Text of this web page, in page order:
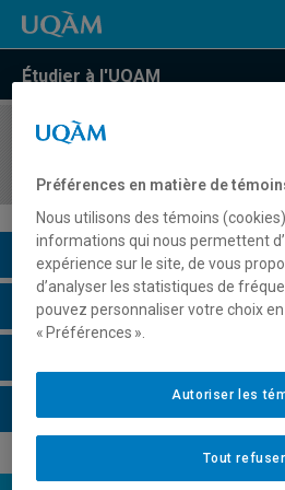
Étudier à l'UQAM
COURS//
Description du cours
Horaire - Été 2026
Préférences en matière de
Nous utilisons des témoins
informations qui nous permettent
expérience sur le site, de vous
d’analyser les statistiques de
pouvez personnaliser votre choix
« Préférences ».
Tout refuser
Autoriser les